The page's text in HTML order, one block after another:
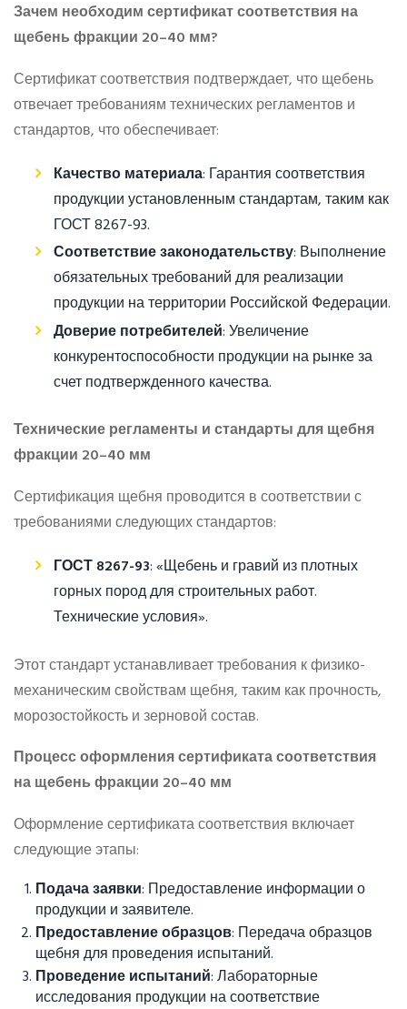
Зачем необходим сертификат соответствия на
щебень фракции 20–40 мм?
Сертификат соответствия подтверждает, что щебень
отвечает требованиям технических регламентов и
стандартов, что обеспечивает:
Качество материала: Гарантия соответствия
продукции установленным стандартам, таким как
ГОСТ 8267-93.
Соответствие законодательству: Выполнение
обязательных требований для реализации
продукции на территории Российской Федерации.
Доверие потребителей: Увеличение
конкурентоспособности продукции на рынке за
счет подтвержденного качества.
Технические регламенты и стандарты для щебня
фракции 20–40 мм
Сертификация щебня проводится в соответствии с
требованиями следующих стандартов:
ГОСТ 8267-93: «Щебень и гравий из плотных
горных пород для строительных работ.
Технические условия».
Этот стандарт устанавливает требования к физико-
механическим свойствам щебня, таким как прочность,
морозостойкость и зерновой состав.
Процесс оформления сертификата соответствия
на щебень фракции 20–40 мм
Оформление сертификата соответствия включает
следующие этапы:
Подача заявки: Предоставление информации о
продукции и заявителе.
Предоставление образцов: Передача образцов
щебня для проведения испытаний.
Проведение испытаний: Лабораторные
исследования продукции на соответствие